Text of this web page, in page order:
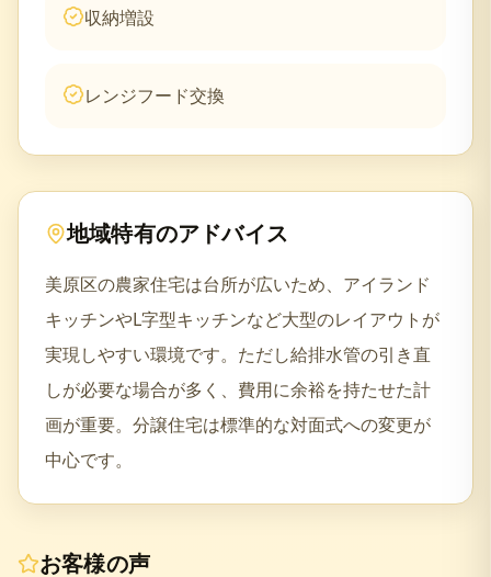
収納増設
レンジフード交換
地域特有のアドバイス
美原区の農家住宅は台所が広いため、アイランド
キッチンやL字型キッチンなど大型のレイアウトが
実現しやすい環境です。ただし給排水管の引き直
しが必要な場合が多く、費用に余裕を持たせた計
画が重要。分譲住宅は標準的な対面式への変更が
中心です。
お客様の声